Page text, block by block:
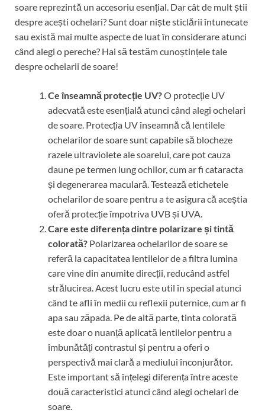
soare reprezintă un accesoriu esențial. Dar cât de mult știi
despre acești ochelari? Sunt doar niște sticlării întunecate
sau există mai multe aspecte de luat în considerare atunci
când alegi o pereche? Hai să testăm cunoștințele tale
despre ochelarii de soare!
Ce înseamnă protecție UV?O protecție UV
adecvată este esențială atunci când alegi ochelari
de soare. Protecția UV înseamnă că lentilele
ochelarilor de soare sunt capabile să blocheze
razele ultraviolete ale soarelui, care pot cauza
daune pe termen lung ochilor, cum ar fi cataracta
și degenerarea maculară. Testează etichetele
ochelarilor de soare pentru a te asigura că aceștia
oferă protecție împotriva UVB și UVA.
Care este diferența dintre polarizare și tintă
colorată? Polarizarea ochelarilor de soare se
referă la capacitatea lentilelor de a filtra lumina
care vine din anumite direcții, reducând astfel
strălucirea. Acest lucru este util în special atunci
când te afli în medii cu reflexii puternice, cum ar fi
apa sau zăpada. Pe de altă parte, tinta colorată
este doar o nuanță aplicată lentilelor pentru a
îmbunătăți contrastul și pentru a oferi o
perspectivă mai clară a mediului înconjurător.
Este important să înțelegi diferența între aceste
două caracteristici atunci când alegi ochelari de
soare.